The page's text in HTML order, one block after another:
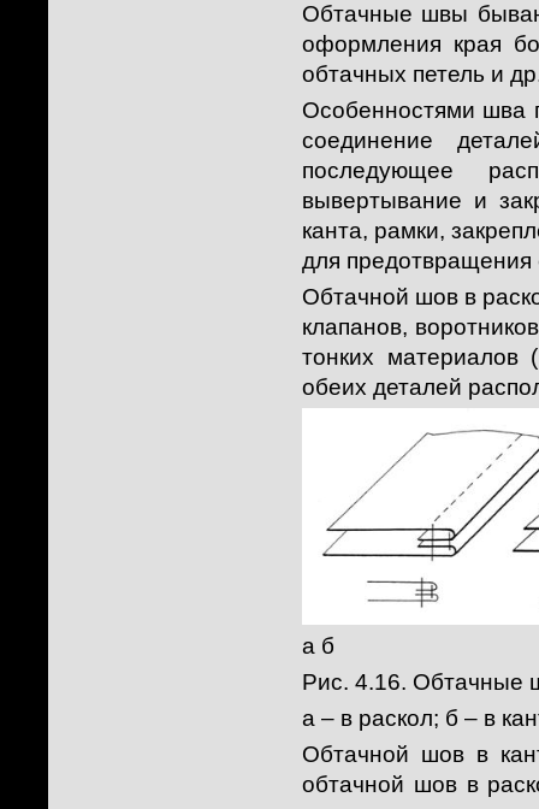
Обтачные швы
оформления края
обтачных петель и
Особенностями шва
соединение
последующее
вывертывание и
канта, рамки,
для предотвращения
Обтачной шов в
клапанов,
тонких материалов
обеих деталей
а б
Рис. 4.16. Обтачные
а – в раскол; б – в
Обтачной шов в
обтачной шов в